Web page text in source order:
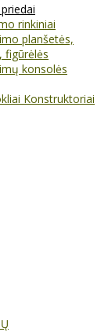
rinkiniai
planšetės,
figūrėlės
konsolės
Konstruktoriai